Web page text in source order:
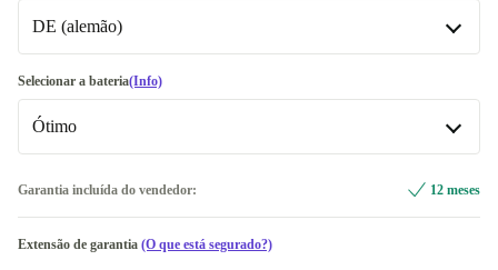
512 GB +82,52 €
2000 GB
DE (alemão)
DE (alemão)
ND (Nórdico) +49,84 €
+59,60 €
Selecionar a bateria(Info)
Ótimo
Garantia incluída do vendedor: 12 meses
Extensão de garantia (O que está segurado?)